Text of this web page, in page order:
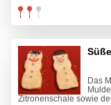
Das
Zitronenschale sowie